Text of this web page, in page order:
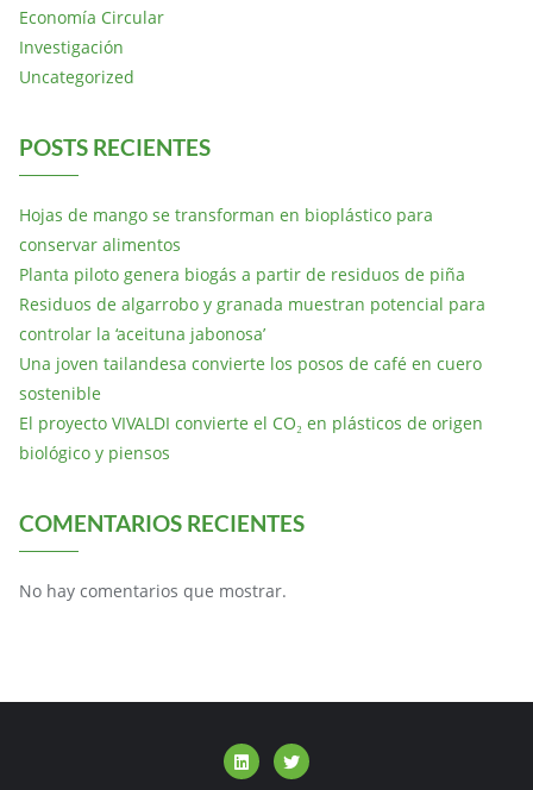
Economía Circular
Investigación
Uncategorized
POSTS RECIENTES
Hojas de mango se transforman en bioplástico para
conservar alimentos
Planta piloto genera biogás a partir de residuos de piña
Residuos de algarrobo y granada muestran potencial para
controlar la ‘aceituna jabonosa’
Una joven tailandesa convierte los posos de café en cuero
sostenible
El proyecto VIVALDI convierte el CO₂ en plásticos de origen
biológico y piensos
COMENTARIOS RECIENTES
No hay comentarios que mostrar.